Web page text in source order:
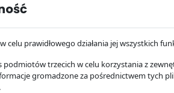
celu prawidłowego działania jej wszystkich
trzecich w celu korzystania z
gromadzone za pośrednictwem tych